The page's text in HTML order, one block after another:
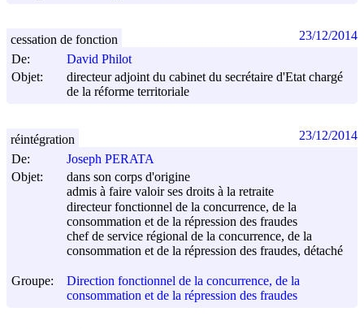
De:
David Philot
Objet:
directeur adjoint du cabinet du secrétaire d'Etat chargé
de la réforme territoriale
cessation de fonction 23/12/2014
De:
Joseph PERATA
Objet:
dans son corps d'origine
admis à faire valoir ses droits à la retraite
directeur fonctionnel de la concurrence, de la
consommation et de la répression des fraudes
chef de service régional de la concurrence, de la
consommation et de la répression des fraudes, détaché
Groupe:
Direction fonctionnel de la concurrence, de la
consommation et de la répression des fraudes
réintégration 23/12/2014